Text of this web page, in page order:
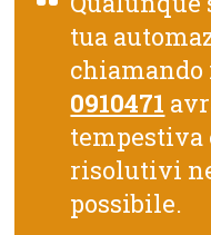
tua
0910471
risolutivi
possibile.